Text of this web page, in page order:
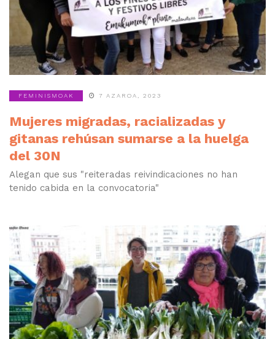
FEMINISMOAK 7 AZAROA, 2023
Mujeres migradas, racializadas y
gitanas rehúsan sumarse a la huelga
del 30N
Alegan que sus "reiteradas reivindicaciones no han
tenido cabida en la convocatoria"